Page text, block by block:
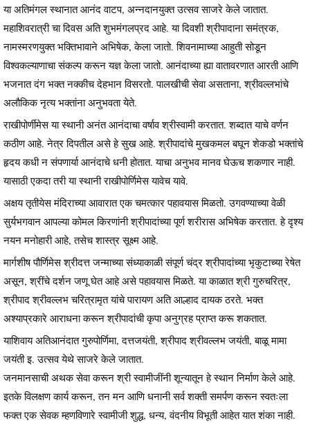
या अतिमंगल स्थानात आनंद वाटप, अन्नदानयुक्त उत्सव साजरे केले जातात.
महाशिवरात्री चा दिवस अति शुभमंगलप्रद आहे. या दिवशी श्रीपादाना समंत्रक,
नामस्मरणयुक्त भक्तिभावाने अभिषेक, केला जातो. शिवनामाच्या आहुती सोडून
विश्वकल्याणाचा संकल्प करून यज्ञ केला जातो. आनंदाच्या ह्या वातावरणात आरती आणि
भजनात दंग भक्त नक्कीच देहभान विसरतो. पालखीची सेवा असताना, श्रीवल्लभांचे
अलौकिक नृत्य भक्तांना अनुभवता येते.
राखीपोर्णीमेस या स्थानी अनंत आनंदाचा वर्षाव श्रीस्वामी करतात. शब्दात याचे वर्णन
कठीण आहे. नेत्र दिपतील असे हे सुख आहे. श्रीपादांचे मुखकमल बघून शेकडो भक्तांचे
हृदय कधी न संपणार्या आनंदाचे धनी होतात. याचा अनुभव मानव घेऊच शकणार नाही.
यासाठी एकदा तरी या स्थानी राखीपोर्णिमेस यावेच यावे.
अक्षय तृतीयेस मंदिराच्या आवारात एक चमत्कार पहावयास मिळतो. उगवण्याच्या वेळी
सुर्यभगवान आपल्या कोमल किरणांनी श्रीपादांच्या पूर्ण शरीरास अभिषेक करतात. हे दृश्य
नयन मनोहारी आहे, तसेच शास्त्र सूक्ष्म आहे.
मार्गशीष पौर्णिमेस श्रीदत्त जन्माच्या संध्याकाळी संपूर्ण चंद्र श्रीपादांच्या भृकुटाच्या रेषेत
असून, श्रींचे दर्शन जणू घेत आहे असे पहावयास मिळते. या काळात श्री गुरुचरित्र,
श्रीपाद श्रीवल्लभ चरित्रामृत यांचे पारायण अति आल्हाद दायक ठरते. भक्त
अश्याप्रकारे आराधना करून श्रीपादांची कृपा अनुग्रह प्राप्त करू शकतात.
याशिवाय अतिआनंदात गुरुपोर्णिमा, दत्तजयंती, श्रीपाद श्रीवल्लभ जयंती, बाळू मामा
जयंती इ. उत्सव येथे साजरे केले जातात.
जनमानसाची अथक सेवा करून श्री स्वामीजींनी शून्यातून हे स्थान निर्माण केले आहे.
इतके विलक्षण कार्य करून, तन मन आणि धनानी सर्व शक्ती समर्पण करून स्वतःला
फक्त एक सेवक म्हणविणारे स्वामीजी शुद्ध, धन्य, वंदनीय विभूती आहेत यात शंका नाही.